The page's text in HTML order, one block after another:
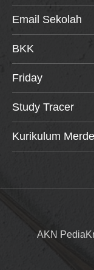
Email Sekolah
BKK
Friday
Study Tracer
Kurikulum
AKN Pedia